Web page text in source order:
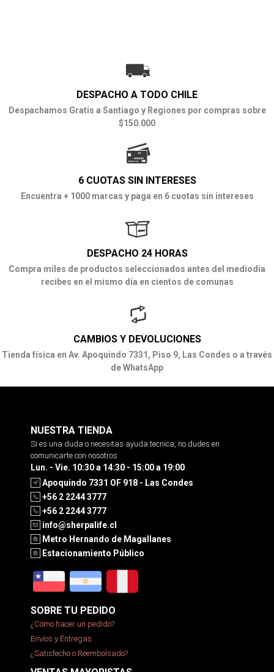
DESPACHO A TODO CHILE
Despachamos Gratis a Santiago y Regiones por compras sobre
$150.000
6 CUOTAS SIN INTERESES
Encuentra + 1000 marcas y paga en 6 cuotas sin intereses
DESPACHO 24 HORAS
Compra miles de productos seleccionados antes del mediodía
recibes en el mismo día en cientos de comunas
CAMBIOS Y DEVOLUCIONES
Tienda física en Av. Apoquindo 7331, Piso 9, Las Condes o a través
de WhatsApp
NUESTRA TIENDA
Si es una duda o necesitas ayuda tecnica, no dudes en
comunicarte con nosotros
Lun. - Vie. 10:30 a 14:30 - 15:00 a 19:00
Apoquindo 7331 OF 918 - Las Condes
+56 2 2244 3777
+56 2 2244 3777
info@sherpalife.cl
Metro Hernando de Magallanes
Estacionamiento Público
SOBRE TU PEDIDO
¿Cómo hacer un pedido?
Envíos y Entregas
¿Satisfecho o Reembolsado?